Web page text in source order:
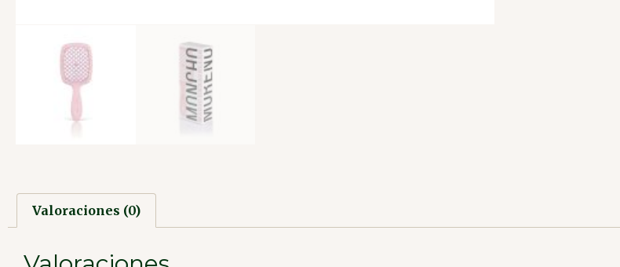
Valoraciones (0)